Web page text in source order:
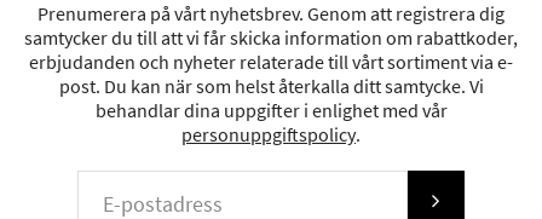
Prenumerera på vårt nyhetsbrev. Genom att registrera dig
samtycker du till att vi får skicka information om rabattkoder,
erbjudanden och nyheter relaterade till vårt sortiment via e-
post. Du kan när som helst återkalla ditt samtycke. Vi
behandlar dina uppgifter i enlighet med vår
personuppgiftspolicy.